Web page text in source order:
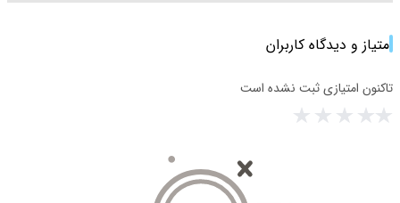
امتیاز و دیدگاه کاربران
تاکنون امتیازی ثبت نشده است